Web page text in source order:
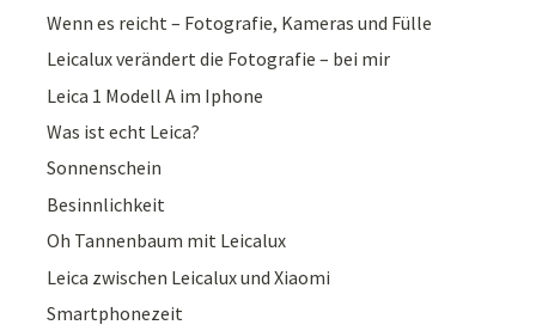
Wenn es reicht – Fotografie, Kameras und Fülle
Leicalux verändert die Fotografie – bei mir
Leica 1 Modell A im Iphone
Was ist echt Leica?
Sonnenschein
Besinnlichkeit
Oh Tannenbaum mit Leicalux
Leica zwischen Leicalux und Xiaomi
Smartphonezeit